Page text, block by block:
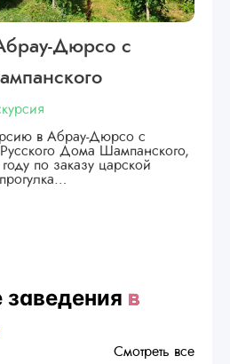
Дюрсо с
в Абрау-Дюрсо с
Дома Шампанского,
по заказу царской
в
Смотреть все